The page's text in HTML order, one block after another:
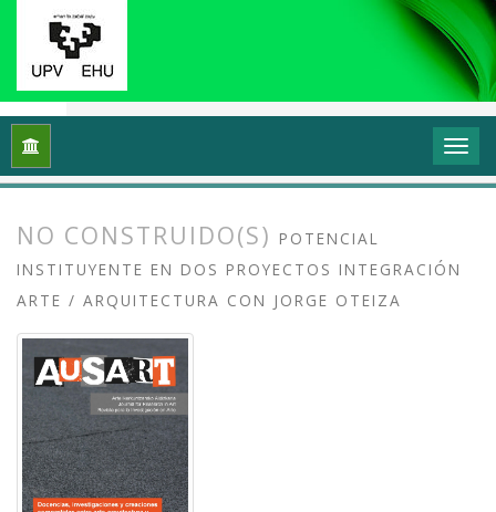
Inicio Vol. 8 Núm. 2 (2020): Docencias,
NO CONSTRUIDO(S) POTENCIAL
INSTITUYENTE EN DOS PROYECTOS INTEGRACIÓN
ARTE / ARQUITECTURA CON JORGE OTEIZA